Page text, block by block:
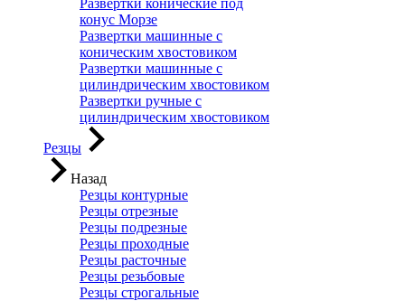
Развертки конические под
конус Морзе
Развертки машинные с
коническим хвостовиком
Развертки машинные с
цилиндрическим хвостовиком
Развертки ручные с
цилиндрическим хвостовиком
Резцы
Назад
Резцы контурные
Резцы отрезные
Резцы подрезные
Резцы проходные
Резцы расточные
Резцы резьбовые
Резцы строгальные